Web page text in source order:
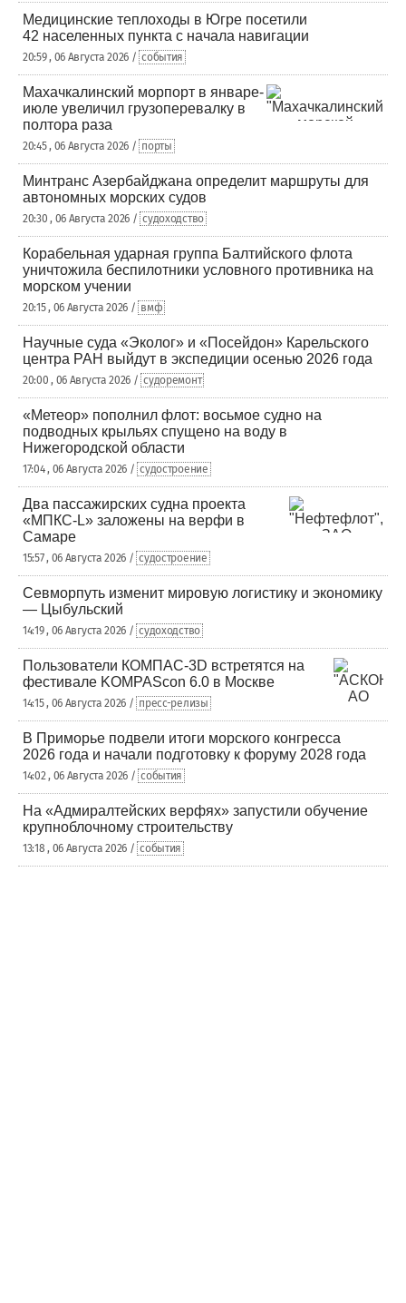
Медицинские теплоходы в Югре посетили
42 населенных пункта с начала навигации
20:59 , 06 Августа 2026 / события
Махачкалинский морпорт в январе-
июле увеличил грузоперевалку в
полтора раза
20:45 , 06 Августа 2026 / порты
Минтранс Азербайджана определит маршруты для
автономных морских судов
20:30 , 06 Августа 2026 / судоходство
Корабельная ударная группа Балтийского флота
уничтожила беспилотники условного противника на
морском учении
20:15 , 06 Августа 2026 / вмф
Научные суда «Эколог» и «Посейдон» Карельского
центра РАН выйдут в экспедиции осенью 2026 года
20:00 , 06 Августа 2026 / судоремонт
«Метеор» пополнил флот: восьмое судно на
подводных крыльях спущено на воду в
Нижегородской области
17:04 , 06 Августа 2026 / судостроение
Два пассажирских судна проекта
«МПКС-L» заложены на верфи в
Самаре
15:57 , 06 Августа 2026 / судостроение
Севморпуть изменит мировую логистику и экономику
— Цыбульский
14:19 , 06 Августа 2026 / судоходство
Пользователи КОМПАС-3D встретятся на
фестивале KOMPAScon 6.0 в Москве
14:15 , 06 Августа 2026 / пресс-релизы
В Приморье подвели итоги морского конгресса
2026 года и начали подготовку к форуму 2028 года
14:02 , 06 Августа 2026 / события
На «Адмиралтейских верфях» запустили обучение
крупноблочному строительству
13:18 , 06 Августа 2026 / события